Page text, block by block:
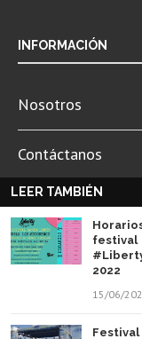
INFORMACIÓN
Nosotros
Contáctanos
Newsletter
Aviso de
LEER TAMBIÉN
festival
2022
15/06/
Festival